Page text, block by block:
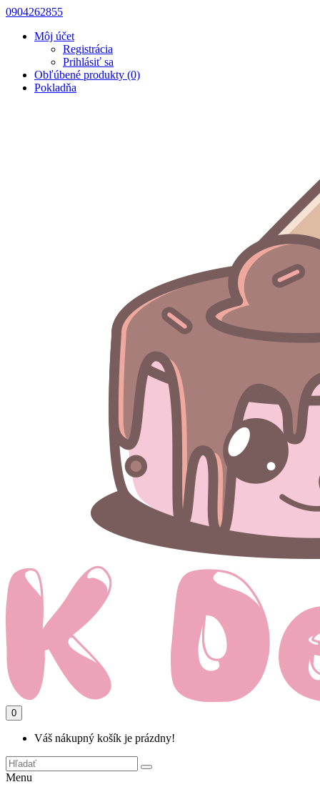
0904262855
Môj účet
Registrácia
Prihlásiť sa
Obľúbené produkty (0)
Pokladňa
0
Váš nákupný košík je prázdny!
Menu